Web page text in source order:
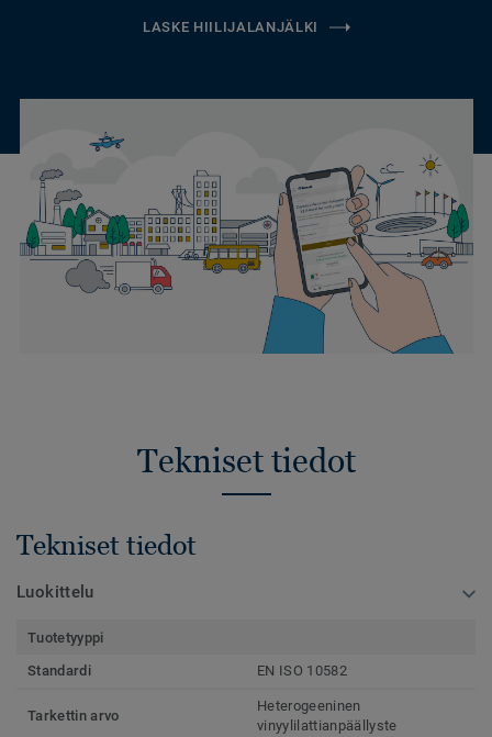
LASKE HIILIJALANJÄLKI
Tekniset tiedot
Tekniset tiedot
Luokittelu
Tuotetyyppi
Standardi
EN ISO 10582
Tarkettin arvo
Heterogeeninen
vinyylilattianpäällyste